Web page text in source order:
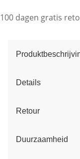
100 dagen gratis
Details
Retour
Duurzaamheid